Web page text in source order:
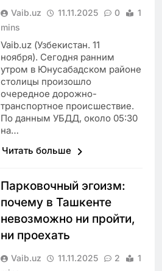
Vaib.uz 11.11.2025 0
1
mins
Vaib.uz (Узбекистан. 11
ноября). Сегодня ранним
утром в Юнусабадском районе
столицы произошло
очередное дорожно-
транспортное происшествие.
По данным УБДД, около 05:30
на…
Читать больше
Парковочный эгоизм:
почему в Ташкенте
невозможно ни пройти,
ни проехать
Vaib.uz 11.11.2025 2
1